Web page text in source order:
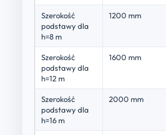
Szerokość
podstawy dla
h=8 m
1200 mm
Szerokość
podstawy dla
h=12 m
1600 mm
Szerokość
podstawy dla
h=16 m
2000 mm